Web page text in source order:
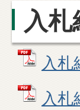
入札
入
入